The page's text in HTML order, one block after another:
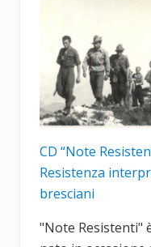
CD “Note
Resistenza
bresciani
"Note Resistenti"